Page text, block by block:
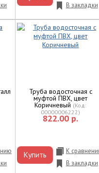
В закладки
Труба водосточная с
муфтой ПВХ, цвет
Коричневый (Код:
00000006222)
822.00 р.
Купить
К
В закладки